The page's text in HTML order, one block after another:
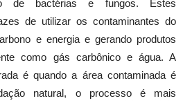
de bactérias e fungos. Estes
de utilizar os contaminantes do
e energia e gerando produtos
como gás carbônico e água. A
é quando a área contaminada é
natural, o processo é mais